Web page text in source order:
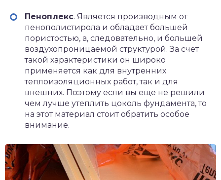
Пеноплекс. Является производным от
пенополистирола и обладает большей
пористостью, а, следовательно, и большей
воздухопроницаемой структурой. За счет
такой характеристики он широко
применяется как для внутренних
теплоизоляционных работ, так и для
внешних. Поэтому если вы еще не решили
чем лучше утеплить цоколь фундамента, то
на этот материал стоит обратить особое
внимание.